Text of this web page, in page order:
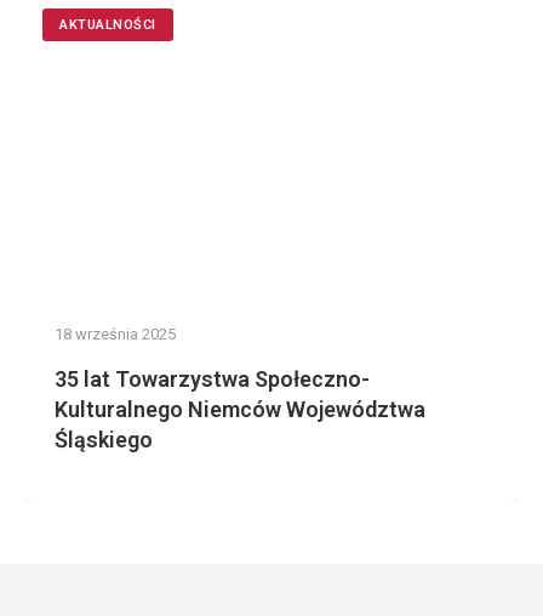
AKTUALNOŚCI
18 września 2025
35 lat Towarzystwa Społeczno-
Kulturalnego Niemców Województwa
Śląskiego